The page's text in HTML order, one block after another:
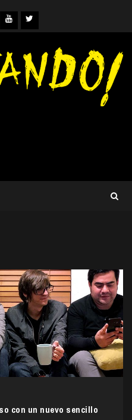
YouTube
Twitter
con un nuevo sencillo